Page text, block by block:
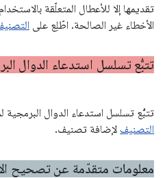
تقديمها إلا للأعطال المتعلّقة
الأخطاء غير الصالحة. اطّلِع على
تتبُّع تسلسل استدعاء الدوال
تتبُّع تسلسل استدعاء الدوال
التصنيف لإضافة تصنيف.
معلومات متقدّمة عن تصحيح